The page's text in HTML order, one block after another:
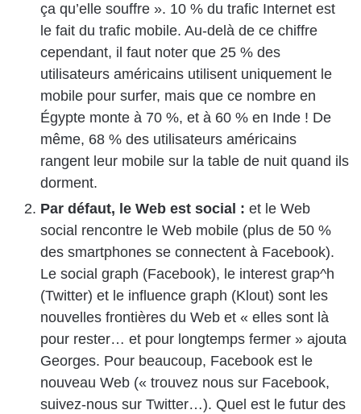
ça qu’elle souffre ». 10 % du trafic Internet est
le fait du trafic mobile. Au-delà de ce chiffre
cependant, il faut noter que 25 % des
utilisateurs américains utilisent uniquement le
mobile pour surfer, mais que ce nombre en
Égypte monte à 70 %, et à 60 % en Inde ! De
même, 68 % des utilisateurs américains
rangent leur mobile sur la table de nuit quand ils
dorment.
Par défaut, le Web est social : et le Web
social rencontre le Web mobile (plus de 50 %
des smartphones se connectent à Facebook).
Le social graph (Facebook), le interest grap^h
(Twitter) et le influence graph (Klout) sont les
nouvelles frontières du Web et « elles sont là
pour rester… et pour longtemps fermer » ajouta
Georges. Pour beaucoup, Facebook est le
nouveau Web (« trouvez nous sur Facebook,
suivez-nous sur Twitter…). Quel est le futur des